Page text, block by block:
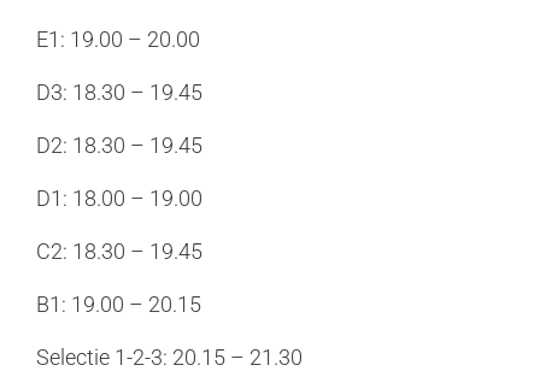
E1: 19.00 – 20.00
D3: 18.30 – 19.45
D2: 18.30 – 19.45
D1: 18.00 – 19.00
C2: 18.30 – 19.45
B1: 19.00 – 20.15
Selectie 1-2-3: 20.15 – 21.30